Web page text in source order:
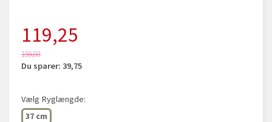
119,25
159,00
Du sparer: 39,75
Vælg Ryglængde:
37 cm